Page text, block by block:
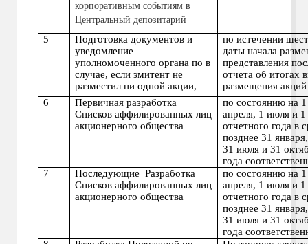
корпоративным событиям в
Центральный депозитарий
5
Подготовка документов и
уведомление
уполномоченного органа по в
случае, если эмитент не
разместил ни одной акции,
по истечении
даты начала
представления
отчета об итогах
размещения акций
6
Первичная разработка
Списков аффилированных лиц
акционерного общества
по состоянию на 1
апреля, 1 июля и 1
отчетного года в
позднее 31
31 июля и 31
года
7
Последующие Разработка
Списков аффилированных лиц
акционерного общества
по состоянию на 1
апреля, 1 июля и 1
отчетного года в
позднее 31
31 июля и 31
года